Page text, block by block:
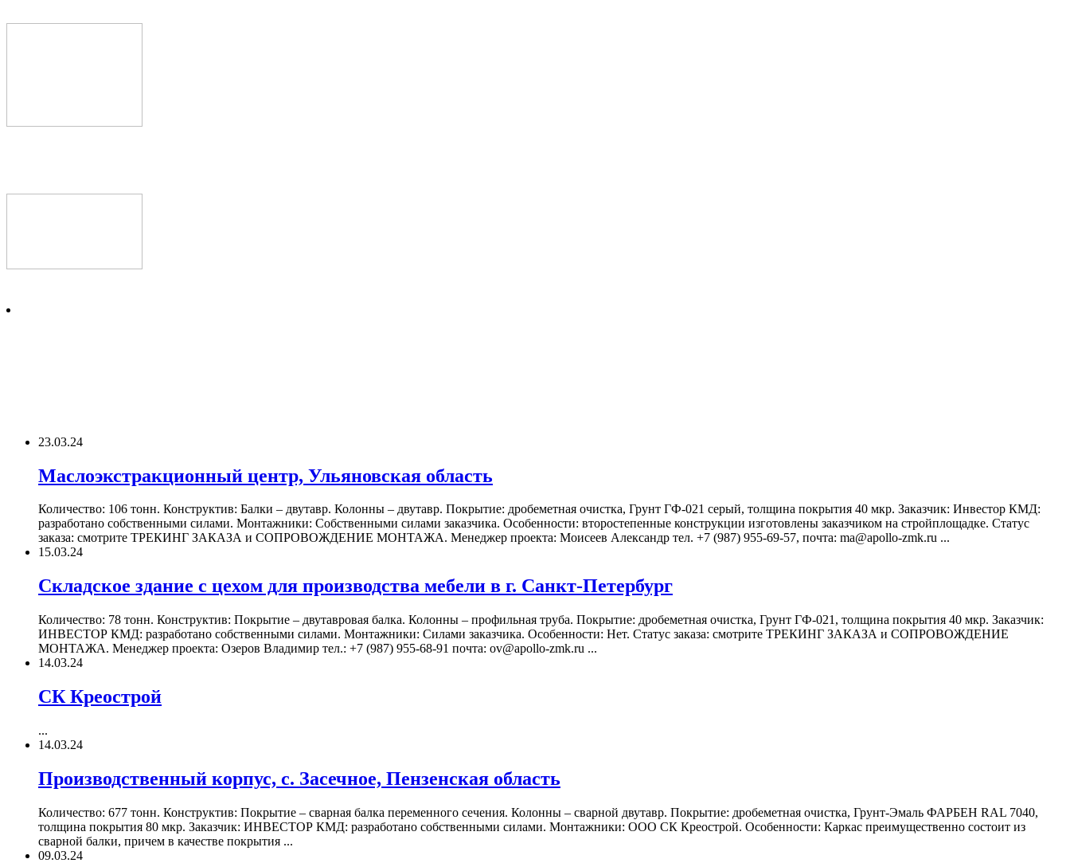
23.03.24
Маслоэкстракционный центр, Ульяновская область
Количество: 106 тонн. Конструктив: Балки – двутавр. Колонны – двутавр. Покрытие: дробеметная очистка, Грунт ГФ-021 серый, толщина покрытия 40 мкр. Заказчик: Инвестор КМД:
разработано собственными силами. Монтажники: Собственными силами заказчика. Особенности: второстепенные конструкции изготовлены заказчиком на стройплощадке. Статус
заказа: смотрите ТРЕКИНГ ЗАКАЗА и СОПРОВОЖДЕНИЕ МОНТАЖА. Менеджер проекта: Моисеев Александр тел. +7 (987) 955-69-57, почта: ma@apollo-zmk.ru ...
15.03.24
Складское здание с цехом для производства мебели в г. Санкт-Петербург
Количество: 78 тонн. Конструктив: Покрытие – двутавровая балка. Колонны – профильная труба. Покрытие: дробеметная очистка, Грунт ГФ-021, толщина покрытия 40 мкр. Заказчик:
ИНВЕСТОР КМД: разработано собственными силами. Монтажники: Силами заказчика. Особенности: Нет. Статус заказа: смотрите ТРЕКИНГ ЗАКАЗА и СОПРОВОЖДЕНИЕ
МОНТАЖА. Менеджер проекта: Озеров Владимир тел.: +7 (987) 955-68-91 почта: ov@apollo-zmk.ru ...
14.03.24
СК Креострой
...
14.03.24
Производственный корпус, с. Засечное, Пензенская область
Количество: 677 тонн. Конструктив: Покрытие – сварная балка переменного сечения. Колонны – сварной двутавр. Покрытие: дробеметная очистка, Грунт-Эмаль ФАРБЕН RAL 7040,
толщина покрытия 80 мкр. Заказчик: ИНВЕСТОР КМД: разработано собственными силами. Монтажники: ООО СК Креострой. Особенности: Каркас преимущественно состоит из
сварной балки, причем в качестве покрытия ...
09.03.24